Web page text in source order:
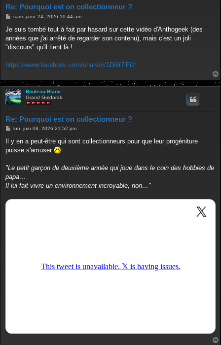
Re: Pourquoi est on collectionneur ?
M
s
a
g
sam. janv. 24, 2026 10:44 am
Je suis tombé tout à fait par hasard sur cette vidéo d'Anthogeek (des
années que j'ai arrêté de regarder son contenu), mais c'est un joli
"discours" qu'il tient là !
https://www.facebook.com/share/v/1Di6t7iFit/
Bouleau Blanc
Grand Goldorak
Re: Pourquoi est on collectionneur ?
M
s
s
a
lun. juin 08, 2026 21:52 pm
Il y en a peut-être qui sont collectionneurs pour que leur progéniture
puisse s'amuser
"Le petit garçon de deuxième année qui joue dans le coin des hobbies de
papa…
Il lui fait vivre un environnement incroyable, non…"